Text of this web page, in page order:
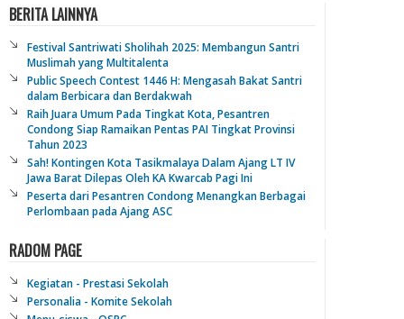
BERITA LAINNYA
Festival Santriwati Sholihah 2025: Membangun Santri
Muslimah yang Multitalenta
Public Speech Contest 1446 H: Mengasah Bakat Santri
dalam Berbicara dan Berdakwah
Raih Juara Umum Pada Tingkat Kota, Pesantren
Condong Siap Ramaikan Pentas PAI Tingkat Provinsi
Tahun 2023
Sah! Kontingen Kota Tasikmalaya Dalam Ajang LT IV
Jawa Barat Dilepas Oleh KA Kwarcab Pagi Ini
Peserta dari Pesantren Condong Menangkan Berbagai
Perlombaan pada Ajang ASC
RADOM PAGE
Kegiatan - Prestasi Sekolah
Personalia - Komite Sekolah